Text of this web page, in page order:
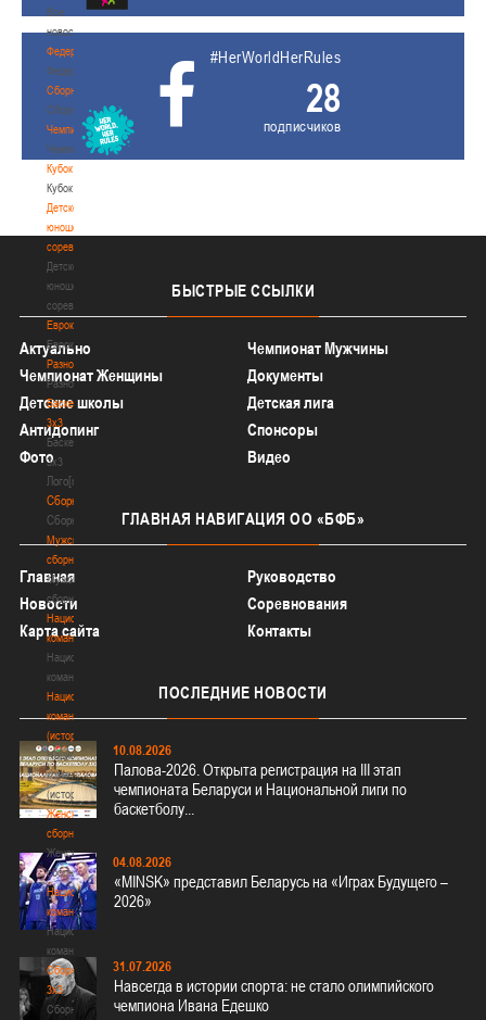
Все
новости
Федерация
Федерация
Сборные
Сборные
Чемпионат
Чемпионат
Кубок
Кубок
Детско-
юношеские
соревнования
Детско-
юношеские
соревнования
Еврокубки
Еврокубки
Разное
Разное
Баскетбол
3х3
Баскетбол
3х3
Лого[modid=121]
Сборные
Сборные
Мужские
сборные
Мужские
сборные
Национальная
команда
Национальная
команда
Национальная
команда
(история)
Национальная
команда
(история)
Женские
сборные
Женские
сборные
Национальная
команда
Национальная
команда
Сборные
3х3
Сборные
#HerWorldHerRules
28
подписчиков
БЫСТРЫЕ ССЫЛКИ
Актуально
Чемпионат Мужчины
Чемпионат Женщины
Документы
Детские школы
Детская лига
Антидопинг
Спонсоры
Фото
Видео
ГЛАВНАЯ НАВИГАЦИЯ ОО «БФБ»
Главная
Руководство
Новости
Соревнования
Карта сайта
Контакты
ПОСЛЕДНИЕ НОВОСТИ
10.08.2026
Палова-2026. Открыта регистрация на III этап
чемпионата Беларуси и Национальной лиги по
баскетболу...
04.08.2026
«MINSK» представил Беларусь на «Играх Будущего –
2026»
31.07.2026
Навсегда в истории спорта: не стало олимпийского
чемпиона Ивана Едешко